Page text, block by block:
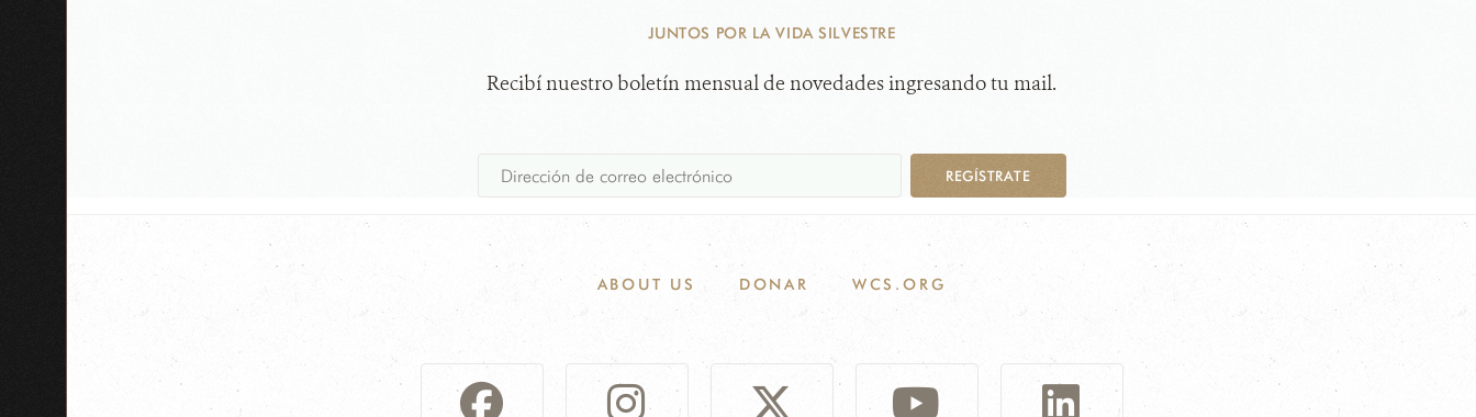
JUNTOS POR LA VIDA SILVESTRE
Recibí nuestro boletín mensual de novedades ingresando tu mail.
REGÍSTRATE
ABOUT US DONAR WCS.ORG